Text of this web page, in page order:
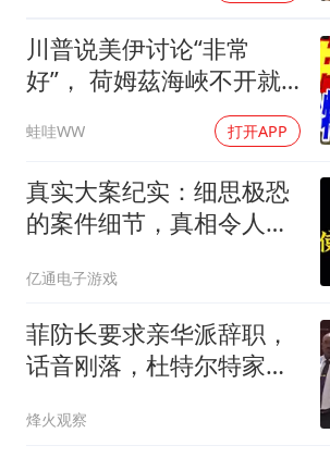
川普说美伊讨论“非常
好”， 荷姆茲海峽不开就
出重拳｜帅化民.孙大千.
谢寒冰｜辣晚报20260805
蛙哇WW 打开APP
真实大案纪实：细思极恐
的案件细节，真相令人脊
亿通电子游戏
菲防长要求亲华派辞职，
话音刚落，杜特尔特家族
烽火观察